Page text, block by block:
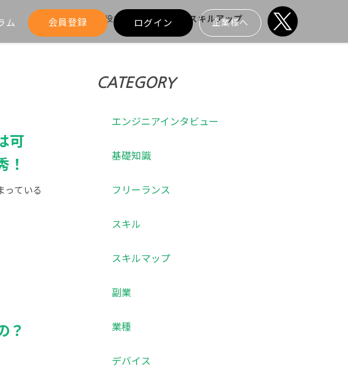
ム 会員登録 ログイン 企業様へ
ホーム>転職役立ちコンテンツ スキルアップ
可
！
ている
？
CATEGORY
エンジニアインタビュー
基礎知識
フリーランス
スキル
スキルマップ
副業
業種
デバイス